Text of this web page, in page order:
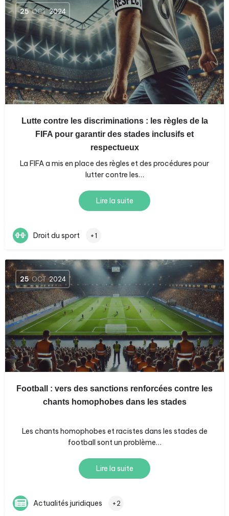
25 OCT 2024
Lutte contre les discriminations : les règles de la
FIFA pour garantir des stades inclusifs et
respectueux
La FIFA a mis en place des règles et des procédures pour
lutter contre les…
Lire la suite
Droit du sport +1
25 OCT 2024
Football : vers des sanctions renforcées contre les
chants homophobes dans les stades
Les chants homophobes et racistes dans les stades de
football sont un problème…
Lire la suite
Actualités juridiques +2